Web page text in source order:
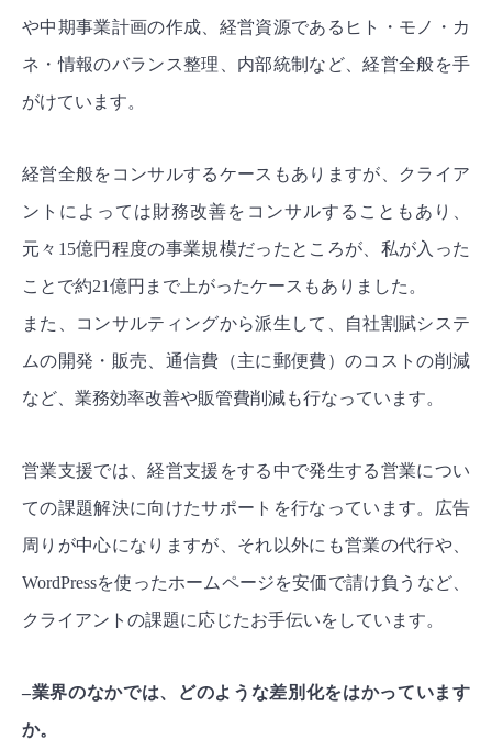
や中期事業計画の作成、経営資源であるヒト・モノ・カ
ネ・情報のバランス整理、内部統制など、経営全般を手
がけています。
経営全般をコンサルするケースもありますが、クライア
ントによっては財務改善をコンサルすることもあり、
元々15億円程度の事業規模だったところが、私が入った
ことで約21億円まで上がったケースもありました。
また、コンサルティングから派生して、自社割賦システ
ムの開発・販売、通信費（主に郵便費）のコストの削減
など、業務効率改善や販管費削減も行なっています。
営業支援では、経営支援をする中で発生する営業につい
ての課題解決に向けたサポートを行なっています。広告
周りが中心になりますが、それ以外にも営業の代行や、
WordPressを使ったホームページを安価で請け負うなど、
クライアントの課題に応じたお手伝いをしています。
–業界のなかでは、どのような差別化をはかっています
か。